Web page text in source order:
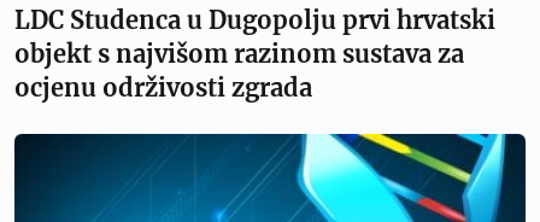
LDC Studenca u Dugopolju prvi hrvatski
objekt s najvišom razinom sustava za
ocjenu održivosti zgrada